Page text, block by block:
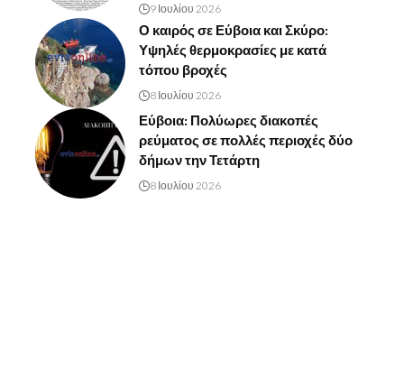
9 Ιουλίου 2026
Ο καιρός σε Εύβοια και Σκύρο:
Υψηλές θερμοκρασίες με κατά
τόπου βροχές
8 Ιουλίου 2026
Εύβοια: Πολύωρες διακοπές
ρεύματος σε πολλές περιοχές δύο
δήμων την Τετάρτη
8 Ιουλίου 2026